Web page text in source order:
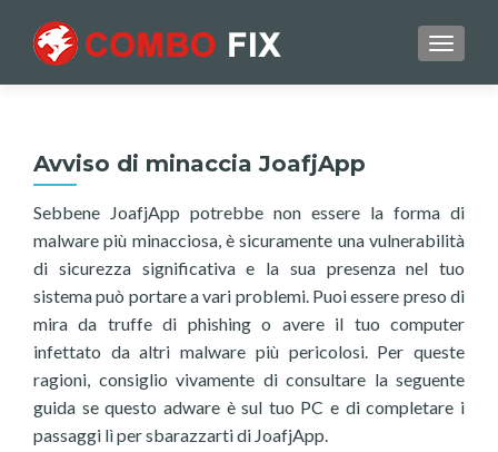
Avviso di minaccia JoafjApp
Sebbene JoafjApp potrebbe non essere la forma di
malware più minacciosa, è sicuramente una vulnerabilità
di sicurezza significativa e la sua presenza nel tuo
sistema può portare a vari problemi. Puoi essere preso di
mira da truffe di phishing o avere il tuo computer
infettato da altri malware più pericolosi. Per queste
ragioni, consiglio vivamente di consultare la seguente
guida se questo adware è sul tuo PC e di completare i
passaggi lì per sbarazzarti di JoafjApp.